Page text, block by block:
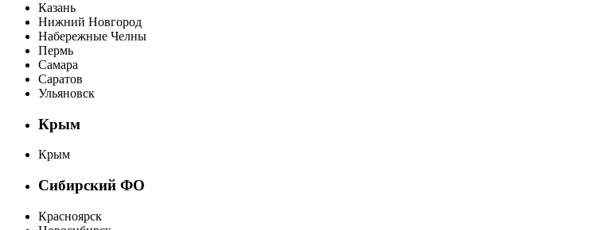
Казань
Нижний Новгород
Набережные Челны
Пермь
Самара
Саратов
Ульяновск
Крым
Крым
Сибирский ФО
Красноярск